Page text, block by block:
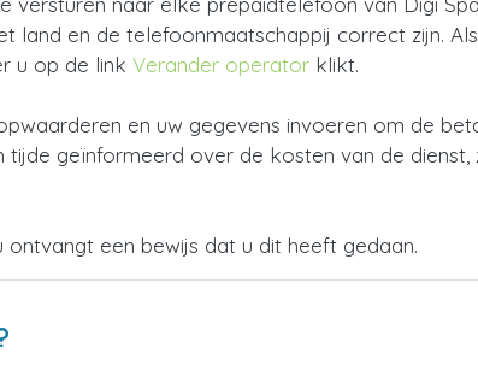
en de telefoonmaatschappij correct zijn.
u op de link Verander operator klikt.
en uw gegevens invoeren om de
geïnformeerd over de kosten van de
een bewijs dat u dit heeft gedaan.